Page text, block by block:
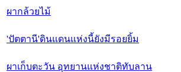
ผากล้วยไม้
'ปัตตานี'ดินแดนแห่งนี้ยังมีรอยยิ้ม
ผาเก็บตะวัน อุทยานแห่งชาติทับลาน